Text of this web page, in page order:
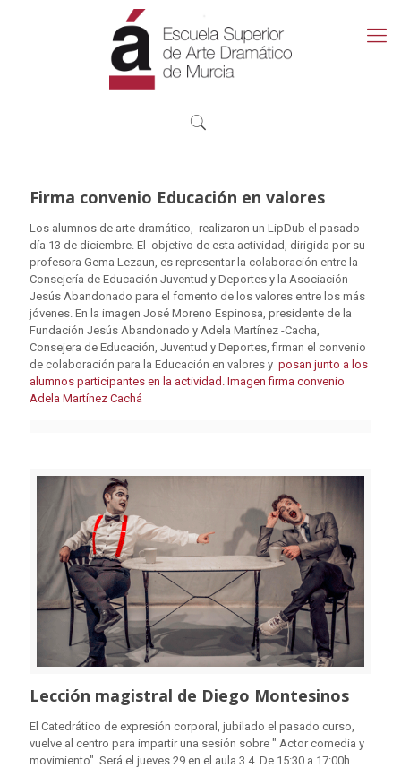
Firma convenio Educación en valores
Los alumnos de arte dramático, realizaron un LipDub el pasado
día 13 de diciembre. El objetivo de esta actividad, dirigida por su
profesora Gema Lezaun, es representar la colaboración entre la
Consejería de Educación Juventud y Deportes y la Asociación
Jesús Abandonado para el fomento de los valores entre los más
jóvenes. En la imagen José Moreno Espinosa, presidente de la
Fundación Jesús Abandonado y Adela Martínez -Cacha,
Consejera de Educación, Juventud y Deportes, firman el convenio
de colaboración para la Educación en valores y posan junto a los
alumnos participantes en la actividad. Imagen firma convenio
Adela Martínez Cachá
Lección magistral de Diego Montesinos
El Catedrático de expresión corporal, jubilado el pasado curso,
vuelve al centro para impartir una sesión sobre " Actor comedia y
movimiento". Será el jueves 29 en el aula 3.4. De 15:30 a 17:00h.